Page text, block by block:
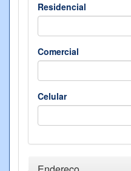
Residencial
Comercial
Celular